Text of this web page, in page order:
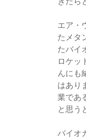
エア・
たメタ
たバイ
ロケッ
んにも
はあり
業であ
と思う
バイオ